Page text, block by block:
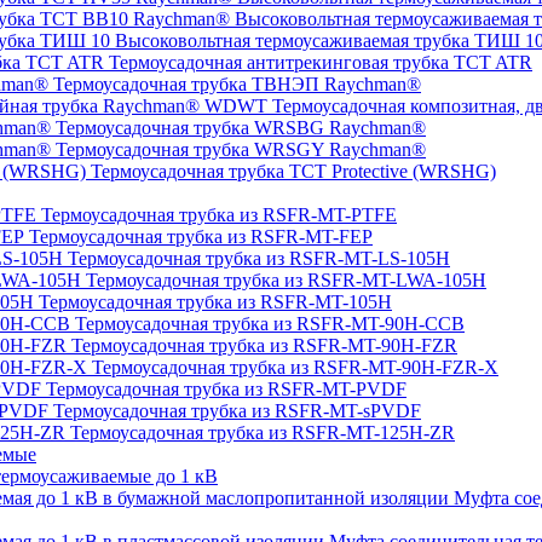
Высоковольтная
Высоковольтная термоусаживаемая трубка ТИШ
Термоусадочная антитрекинговая трубка TCT ATR
Термоусадочная трубка ТВНЭП Raychman®
Термоусадочная композитная,
Термоусадочная трубка WRSBG Raychman®
Термоусадочная трубка WRSGY Raychman®
Термоусадочная трубка TCT Protective (WRSHG)
Термоусадочная трубка из RSFR-MT-PTFE
Термоусадочная трубка из RSFR-MT-FEP
Термоусадочная трубка из RSFR-MT-LS-105H
Термоусадочная трубка из RSFR-MT-LWA-105H
Термоусадочная трубка из RSFR-MT-105H
Термоусадочная трубка из RSFR-MT-90H-CCB
Термоусадочная трубка из RSFR-MT-90H-FZR
Термоусадочная трубка из RSFR-MT-90H-FZR-X
Термоусадочная трубка из RSFR-MT-PVDF
Термоусадочная трубка из RSFR-MT-sPVDF
Термоусадочная трубка из RSFR-MT-125H-ZR
до 1 кВ
Муфта